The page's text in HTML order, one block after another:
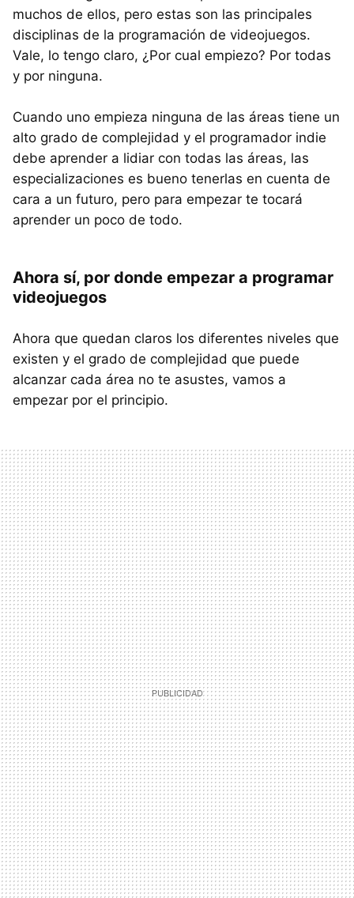
muchos de ellos, pero estas son las principales
disciplinas de la programación de videojuegos.
Vale, lo tengo claro, ¿Por cual empiezo? Por todas
y por ninguna.
Cuando uno empieza ninguna de las áreas tiene un
alto grado de complejidad y el programador indie
debe aprender a lidiar con todas las áreas, las
especializaciones es bueno tenerlas en cuenta de
cara a un futuro, pero para empezar te tocará
aprender un poco de todo.
Ahora sí, por donde empezar a programar
videojuegos
Ahora que quedan claros los diferentes niveles que
existen y el grado de complejidad que puede
alcanzar cada área no te asustes, vamos a
empezar por el principio.